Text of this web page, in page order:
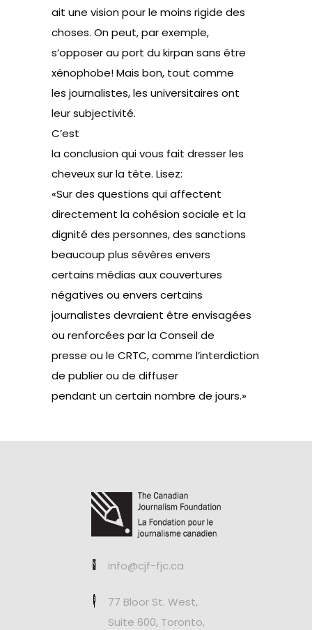
ait une vision pour le moins rigide des
choses. On peut, par exemple,
s’opposer au port du kirpan sans être
xénophobe! Mais bon, tout comme
les journalistes, les universitaires ont
leur subjectivité.
C’est
la conclusion qui vous fait dresser les
cheveux sur la tête. Lisez:
«Sur des questions qui affectent
directement la cohésion sociale et la
dignité des personnes, des sanctions
beaucoup plus sévères envers
certains médias aux couvertures
négatives ou envers certains
journalistes devraient être envisagées
ou renforcées par la Conseil de
presse ou le CRTC, comme l’interdiction
de publier ou de diffuser
pendant un certain nombre de jours.»
info@cjf-fjc.ca
77 Bloor St. West,
Suite 600, Toronto,